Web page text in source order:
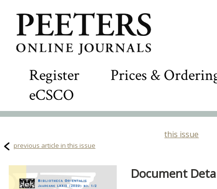
Register
Prices &
eCSCO
this issue
previous article in this issue
Document